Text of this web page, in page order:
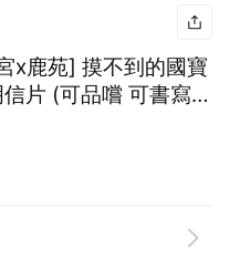
x鹿苑] 摸不到的國寶
片 (可品嚐 可書寫